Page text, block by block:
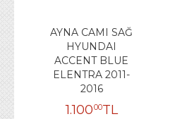
AYNA CAMI SAĞ
HYUNDAI
ACCENT BLUE
ELENTRA 2011-
2016
1.10000TL